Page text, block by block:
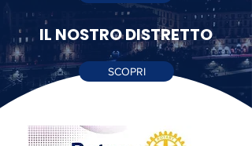
IL NOSTRO DISTRETTO
SCOPRI